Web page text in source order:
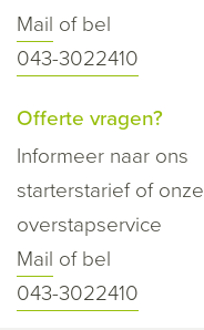
Mail of bel
043-3022410
Offerte vragen?
Informeer naar ons
starterstarief of onze
overstapservice
Mail of bel
043-3022410